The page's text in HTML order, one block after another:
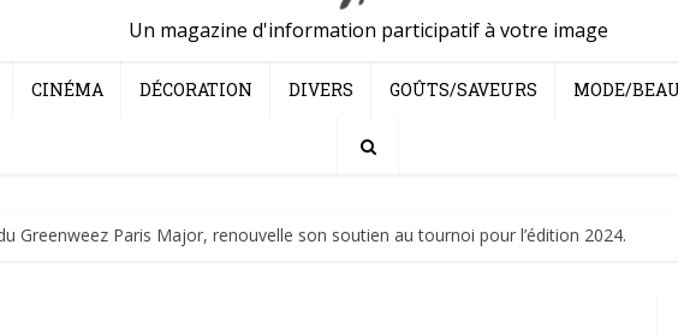
Un magazine d'information participatif à votre image
CINÉMA DÉCORATION DIVERS GOÛTS/SAVEURS MODE/
Greenweez Paris Major, renouvelle son soutien au tournoi pour l’édition 2024.